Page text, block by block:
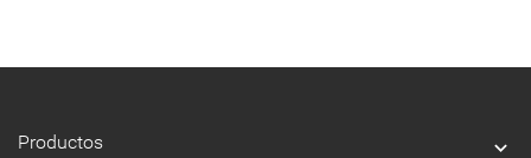
Productos 